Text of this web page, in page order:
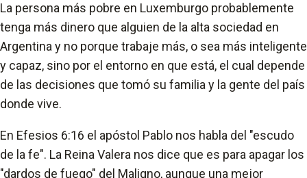
La persona más pobre en Luxemburgo probablemente
tenga más dinero que alguien de la alta sociedad en
Argentina y no porque trabaje más, o sea más inteligente
y capaz, sino por el entorno en que está, el cual depende
de las decisiones que tomó su familia y la gente del país
donde vive.
En Efesios 6:16 el apóstol Pablo nos habla del "escudo
de la fe". La Reina Valera nos dice que es para apagar los
"dardos de fuego" del Maligno, aunque una mejor